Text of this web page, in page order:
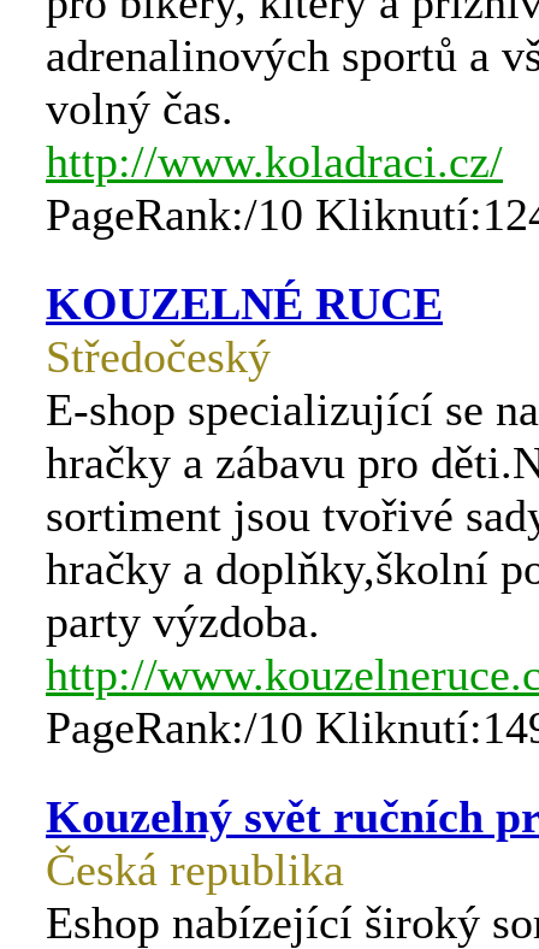
adrenalinových sportů a
volný čas.
http://www.koladraci.cz/
PageRank:/10
KOUZELNÉ RUCE
Středočeský
E-shop specializující se
hračky a zábavu pro
sortiment jsou tvořivé
hračky a doplňky,školní
party výzdoba.
http://
PageRank:/10
Kouzelný svět ručních
Česká republika
Eshop nabízející široký